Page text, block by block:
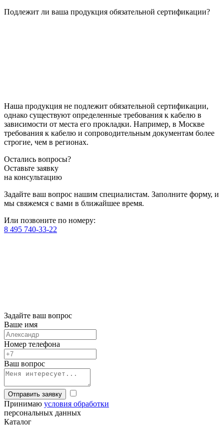
Подлежит ли ваша продукция обязательной сертификации?
Наша продукция не подлежит обязательной сертификации,
однако существуют определенные требования к кабелю в
зависимости от места его прокладки. Например, в Москве
требования к кабелю и сопроводительным документам более
строгие, чем в регионах.
Остались вопросы?
Оставьте заявку
на консультацию
Задайте ваш вопрос нашим специалистам. Заполните форму, и
мы свяжемся с вами в ближайшее время.
Или позвоните по номеру:
8 495 740-33-22
Задайте ваш вопрос
Ваше имя
Номер телефона
Ваш вопрос
Отправить заявку
Принимаю условия обработки
персональных данных
Каталог